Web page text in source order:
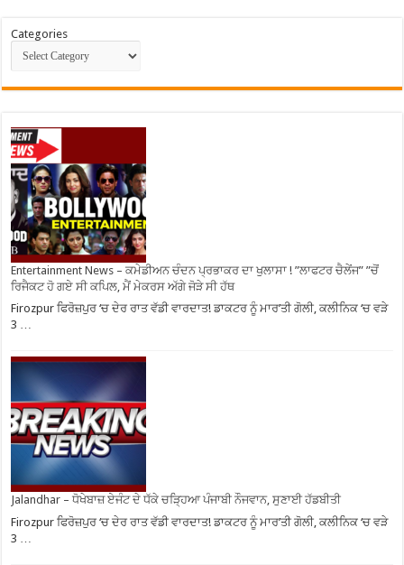
Categories
Entertainment News – ਕਮੇਡੀਅਨ ਚੰਦਨ ਪ੍ਰਭਾਕਰ ਦਾ ਖੁਲਾਸਾ ! ”ਲਾਫਟਰ ਚੈਲੇਂਜ” ”ਚੋਂ
ਰਿਜੈਕਟ ਹੋ ਗਏ ਸੀ ਕਪਿਲ, ਮੈਂ ਮੇਕਰਸ ਅੱਗੇ ਜੋੜੇ ਸੀ ਹੱਥ
Firozpur ਫਿਰੋਜ਼ਪੁਰ ‘ਚ ਦੇਰ ਰਾਤ ਵੱਡੀ ਵਾਰਦਾਤ! ਡਾਕਟਰ ਨੂੰ ਮਾਰ’ਤੀ ਗੋਲੀ, ਕਲੀਨਿਕ ‘ਚ ਵੜੇ
3 …
Jalandhar – ਧੋਖੇਬਾਜ਼ ਏਜੰਟ ਦੇ ਧੱਕੇ ਚੜ੍ਹਿਆ ਪੰਜਾਬੀ ਨੌਜਵਾਨ, ਸੁਣਾਈ ਹੱਡਬੀਤੀ
Firozpur ਫਿਰੋਜ਼ਪੁਰ ‘ਚ ਦੇਰ ਰਾਤ ਵੱਡੀ ਵਾਰਦਾਤ! ਡਾਕਟਰ ਨੂੰ ਮਾਰ’ਤੀ ਗੋਲੀ, ਕਲੀਨਿਕ ‘ਚ ਵੜੇ
3 …